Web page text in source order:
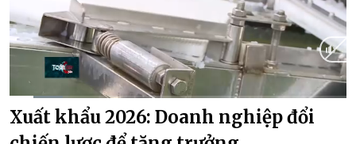
Current
Time
0:08 / Duration
1:54
Xuất khẩu 2026: Doanh nghiệp đổi